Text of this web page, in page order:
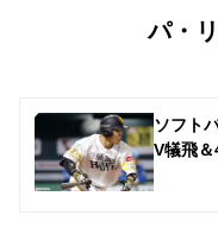
パ・
ソフト
V犠飛